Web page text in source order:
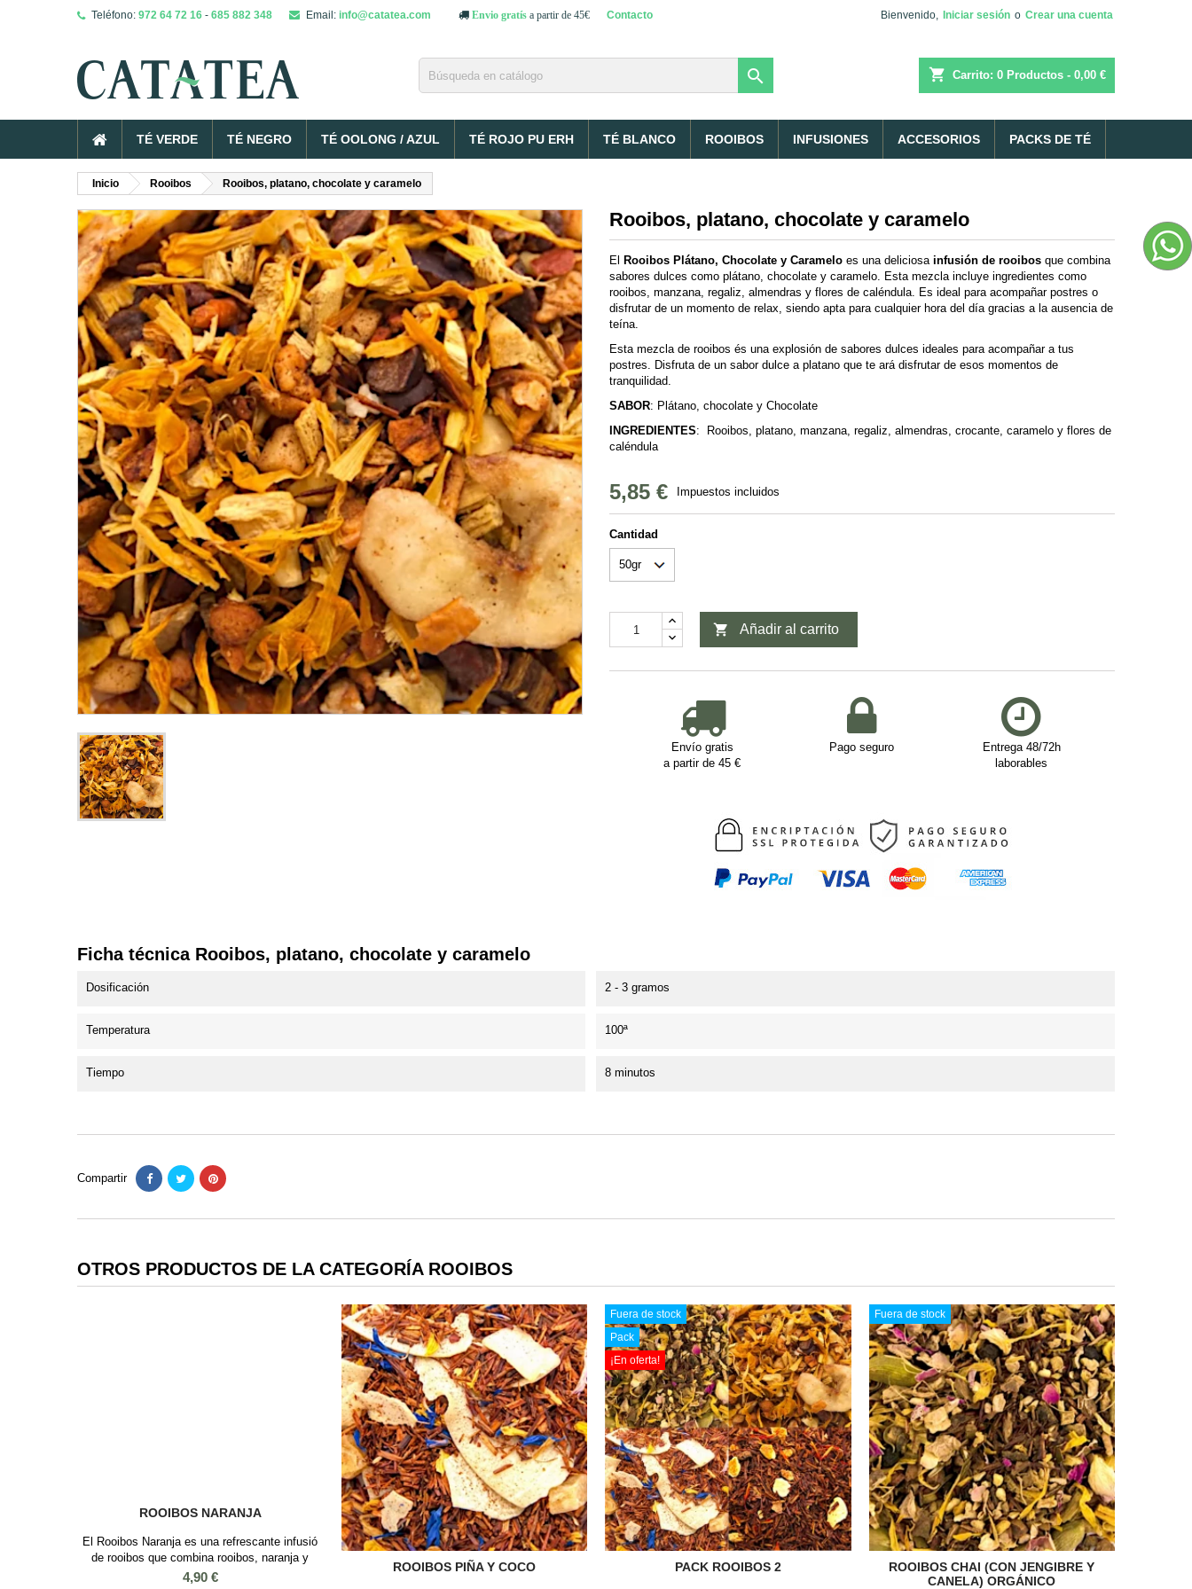
Teléfono: 972 64 72 16 - 685 882 348 Email: info@catatea.com Envio gratís a partir de 45€ Contacto Bienvenido, Iniciar sesión o Crear una cuenta
shopping_cart Carrito: 0 Productos - 0,00 €

TÉ VERDE TÉ NEGRO TÉ OOLONG / AZUL TÉ ROJO PU ERH TÉ BLANCO ROOIBOS INFUSIONES ACCESORIOS PACKS DE TÉ
Inicio Rooibos Rooibos, platano, chocolate y caramelo
Rooibos, platano, chocolate y caramelo
El Rooibos Plátano, Chocolate y Caramelo es una deliciosa infusión de rooibos que combina
sabores dulces como plátano, chocolate y caramelo. Esta mezcla incluye ingredientes como
rooibos, manzana, regaliz, almendras y flores de caléndula. Es ideal para acompañar postres o
disfrutar de un momento de relax, siendo apta para cualquier hora del día gracias a la ausencia de
teína.
Esta mezcla de rooibos és una explosión de sabores dulces ideales para acompañar a tus
postres. Disfruta de un sabor dulce a platano que te ará disfrutar de esos momentos de
tranquilidad.
SABOR: Plátano, chocolate y Chocolate
INGREDIENTES: Rooibos, platano, manzana, regaliz, almendras, crocante, caramelo y flores de
caléndula
5,85 € Impuestos incluidos
Cantidad
 Añadir al carrito
Envío gratis
a partir de 45 €
Pago seguro
Entrega 48/72h
laborables
Ficha técnica Rooibos, platano, chocolate y caramelo
Dosificación 2 - 3 gramos
Temperatura 100ª
Tiempo 8 minutos
Compartir
OTROS PRODUCTOS DE LA CATEGORÍA ROOIBOS
ROOIBOS NARANJA
El Rooibos Naranja es una refrescante infusió
de rooibos que combina rooibos, naranja y
flores de cártamo. Esta mezcla cítrica es
Precio
4,90 €
ROOIBOS PIÑA Y COCO
Fuera de stock
Pack
¡En oferta!
PACK ROOIBOS 2
Fuera de stock
ROOIBOS CHAI (CON JENGIBRE Y
CANELA) ORGÁNICO